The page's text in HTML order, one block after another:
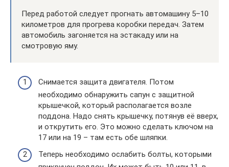
Перед работой следует прогнать автомашину 5–10
километров для прогрева коробки передач. Затем
автомобиль загоняется на эстакаду или на
смотровую яму.
Снимается защита двигателя. Потом
необходимо обнаружить сапун с защитной
крышечкой, который располагается возле
поддона. Надо снять крышечку, потянув её вверх,
и открутить его. Это можно сделать ключом на
17 или на 19 – там есть обе шляпки.
Теперь необходимо ослабить болты, которыми